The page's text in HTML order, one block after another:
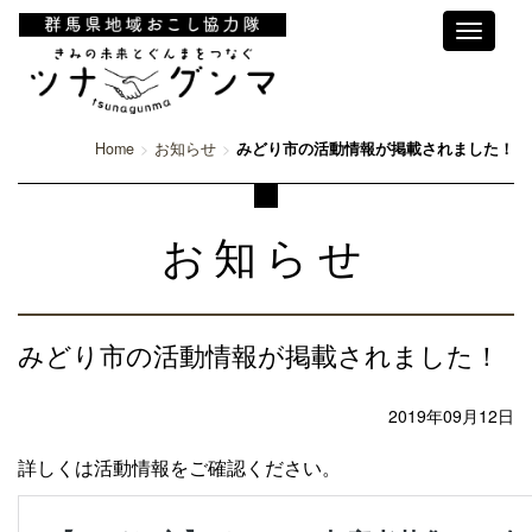
Toggle
Home お知らせ みどり市の活動情報が掲載されました！
お知らせ
みどり市の活動情報が掲載されました！
2019年09月12日
詳しくは活動情報をご確認ください。